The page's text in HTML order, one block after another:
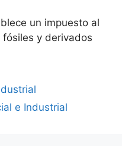
un impuesto al
y derivados
e Industrial